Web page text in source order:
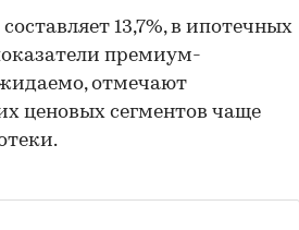
13,7%, в ипотечных
премиум-
отмечают
ценовых сегментов чаще